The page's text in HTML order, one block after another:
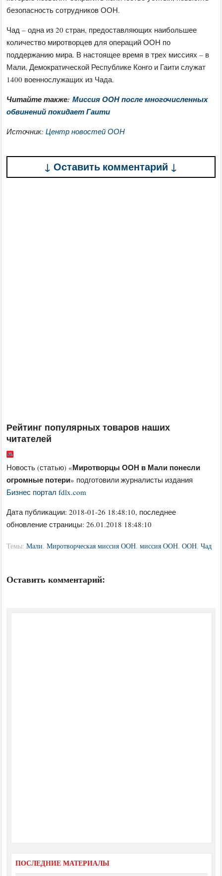
безопасность сотрудников ООН.
Чад – одна из 20 стран, предоставляющих наибольшее
количество миротворцев для операций ООН по
поддержанию мира. В настоящее время в трех миссиях – в
Мали, Демократической Республике Конго и Гаити служат
1400 военнослужащих из Чада.
Читайте также:Миссия ООН после многочисленных
обвинений покидает Гаити
Источник:Центр новостей ООН
↓ Оставить комментарий ↓
Рейтинг популярных товаров наших
читателей
Новость (статью) «Миротворцы ООН в Мали понесли
огромные потери» подготовили журналисты издания
Бизнес портал fdlx.com
Дата публикации:2018-01-26 18:48:10, последнее
обновление страницы: 26.01.2018 18:48:10
Темы:Мали,Миротворческая миссия ООН,миссия ООН,ООН,Чад
Оставить комментарий:
ПОСЛЕДНИЕ МАТЕРИАЛЫ